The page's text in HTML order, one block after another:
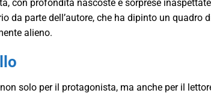
con profondità nascoste e sorprese
da parte dell’autore, che ha dipinto un quadro
alieno.
solo per il protagonista, ma anche per il